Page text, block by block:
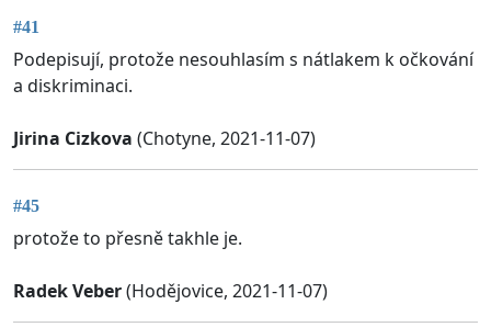
#41
Podepisují, protože nesouhlasím s nátlakem k očkování
a diskriminaci.
Jirina Cizkova (Chotyne, 2021-11-07)
#45
protože to přesně takhle je.
Radek Veber(Hodějovice, 2021-11-07)